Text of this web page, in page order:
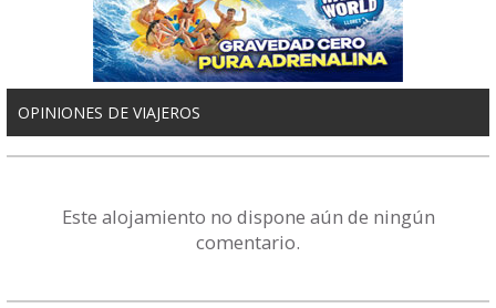
OPINIONES DE VIAJEROS
Este alojamiento no dispone aún de ningún
comentario.